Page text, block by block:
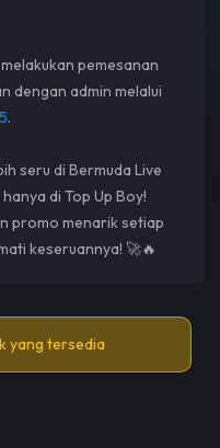
pemesanan
dengan admin melalui
.
seru di Bermuda Live
di Top Up Boy!
promo menarik setiap
keseruannya! 🚀🔥
yang tersedia